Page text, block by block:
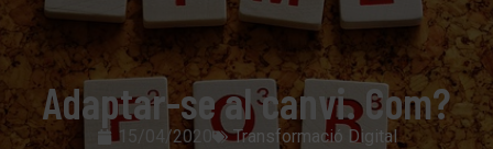
Adaptar-se al canvi. Com?
15/04/2020 Transformació Digital